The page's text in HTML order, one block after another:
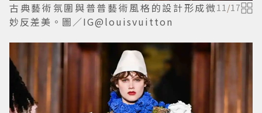
古典藝術氛圍與普普藝術風格的設計形成微
妙反差美。圖／IG@louisvuitton
11/17